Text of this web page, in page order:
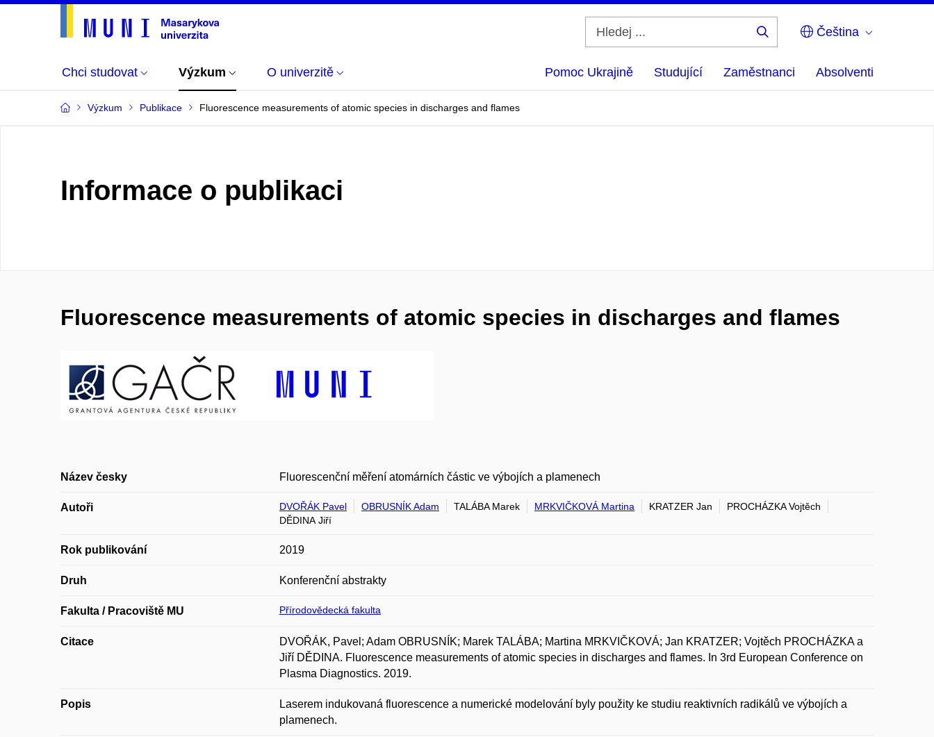
Čeština
Chci studovat Výzkum O univerzitě Pomoc Ukrajině Studující Zaměstnanci Absolventi
Výzkum Publikace Fluorescence measurements of atomic species in discharges and flames
Informace o publikaci
Fluorescence measurements of atomic species in discharges and flames
Název česky Fluorescenční měření atomárních částic ve výbojích a plamenech
Autoři DVOŘÁK Pavel OBRUSNÍK Adam TALÁBA Marek MRKVIČKOVÁ Martina KRATZER Jan
PROCHÁZKA Vojtěch
DĚDINA Jiří
Rok publikování 2019
Druh Konferenční abstrakty
Fakulta / Pracoviště MU Přírodovědecká fakulta
Citace
DVOŘÁK, Pavel; Adam OBRUSNÍK; Marek TALÁBA; Martina MRKVIČKOVÁ; Jan KRATZER; Vojtěch PROCHÁZKA a
Jiří DĚDINA. Fluorescence measurements of atomic species in discharges and flames. In 3rd European Conference on
Plasma Diagnostics. 2019.
Popis
Laserem indukovaná fluorescence a numerické modelování byly použity ke studiu reaktivních radikálů ve výbojích a
plamenech.